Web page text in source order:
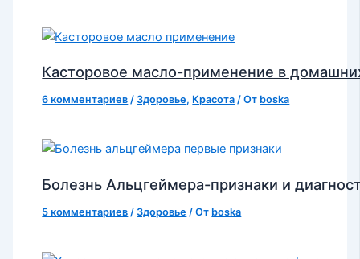
Касторовое масло-применение в
6 комментариев /Здоровье, Красота / От boska
Болезнь Альцгеймера-признаки и
5 комментариев /Здоровье / От boska